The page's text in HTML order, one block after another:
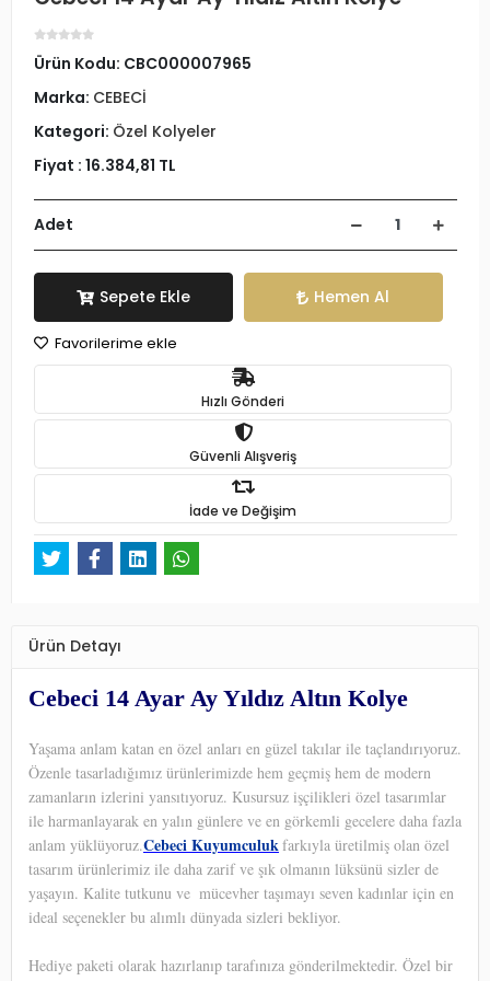
Ürün Kodu: CBC000007965
Marka: CEBECİ
Kategori: Özel Kolyeler
Fiyat : 16.384,81 TL
Adet
Sepete Ekle Hemen Al
Favorilerime ekle
Hızlı Gönderi
Güvenli Alışveriş
İade ve Değişim
Ürün Detayı
Cebeci 14 Ayar Ay Yıldız Altın Kolye
Yaşama anlam katan en özel anları en güzel takılar ile taçlandırıyoruz.
Özenle tasarladığımız ürünlerimizde hem geçmiş hem de modern
zamanların izlerini yansıtıyoruz. Kusursuz işçilikleri özel tasarımlar
ile harmanlayarak en yalın günlere ve en görkemli gecelere daha fazla
anlam yüklüyoruz.Cebeci Kuyumculukfarkıyla üretilmiş olan özel
tasarım ürünlerimiz ile daha zarif ve şık olmanın lüksünü sizler de
yaşayın. Kalite tutkunu ve mücevher taşımayı seven kadınlar için en
ideal seçenekler bu alımlı dünyada sizleri bekliyor.
Hediye paketi olarak hazırlanıp tarafınıza gönderilmektedir. Özel bir